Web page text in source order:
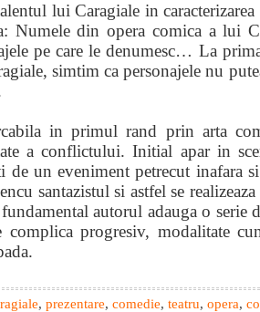
lui Caragiale in
Numele din opera comica a lui
pe care le denumesc… La
simtim ca personajele nu
in primul rand prin arta
a conflictului. Initial apar in
de un eveniment petrecut
santazistul si astfel se
autorul adauga o serie
complica progresiv, modalitate
, prezentare, comedie, teatru, opera,